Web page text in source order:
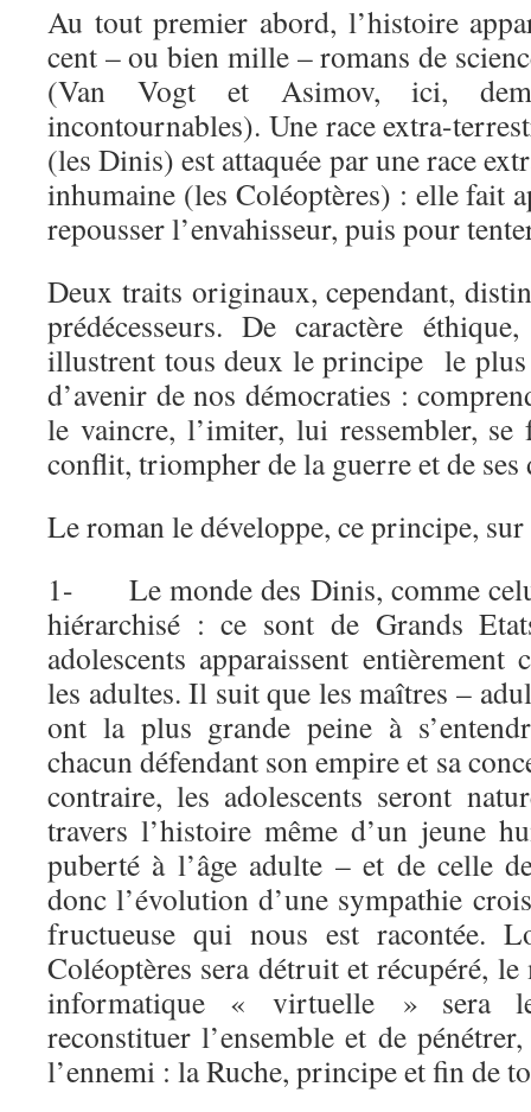
Au tout premier abord, l’histoire
cent – ou bien mille – romans de
(Van Vogt et Asimov, ici,
incontournables). Une race extra-
(les Dinis) est attaquée par une race
inhumaine (les Coléoptères) : elle fait
repousser l’envahisseur, puis pour
Deux traits originaux, cependant,
prédécesseurs. De caractère
illustrent tous deux le principe le
d’avenir de nos démocraties :
le vaincre, l’imiter, lui ressembler,
conflit, triompher de la guerre et de ses
Le roman le développe, ce principe,
1- Le monde des Dinis, comme
hiérarchisé : ce sont de Grands
adolescents apparaissent
les adultes. Il suit que les maîtres –
ont la plus grande peine à
chacun défendant son empire et sa
contraire, les adolescents seront
travers l’histoire même d’un jeune
puberté à l’âge adulte – et de celle
donc l’évolution d’une sympathie
fructueuse qui nous est racontée.
Coléoptères sera détruit et récupéré,
informatique « virtuelle » sera
reconstituer l’ensemble et de
l’ennemi : la Ruche, principe et fin de